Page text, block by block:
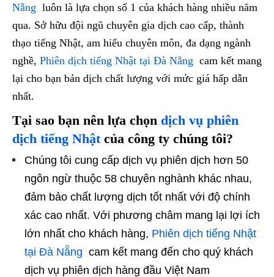
Nẵng luôn là lựa chọn số 1 của khách hàng nhiều năm
qua. Sở hữu đội ngũ chuyên gia dịch cao cấp, thành
thạo tiếng Nhật, am hiểu chuyên môn, đa dạng ngành
nghề, Phiên dịch tiếng Nhật tại Đà Nẵng cam kết mang
lại cho bạn bản dịch chất lượng với mức giá hấp dẫn
nhất.
Tại sao bạn nên lựa chọn dịch vụ phiên
dịch tiếng Nhậtcủa công ty chúng tôi?
Chúng tôi cung cấp dịch vụ phiên dịch hơn 50
ngôn ngừ thuộc 58 chuyên nghành khác nhau,
đảm bảo chất lượng dịch tốt nhất với độ chính
xác cao nhất. Với phương châm mang lại lợi ích
lớn nhất cho khách hàng, Phiên dịch tiếng Nhật
tại Đà Nẵng cam kết mang đến cho quý khách
dịch vụ phiên dịch hàng đầu Việt Nam